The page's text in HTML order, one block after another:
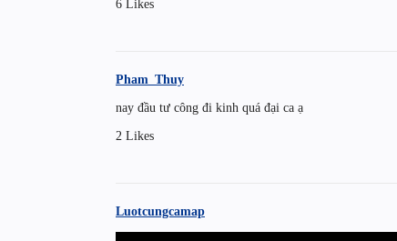
6 Likes
Pham_Thuy
nay đầu tư công đi kinh quá đại ca ạ
2 Likes
Luotcungcamap